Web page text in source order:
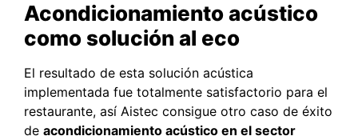
Acondicionamiento acústico
como solución al eco
El resultado de esta solución acústica
implementada fue totalmente satisfactorio para el
restaurante, así Aistec consigue otro caso de éxito
de acondicionamiento acústico en el sector